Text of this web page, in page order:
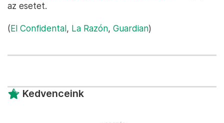
az esetet.
(El Confidental, La Razón, Guardian)
Kedvenceink